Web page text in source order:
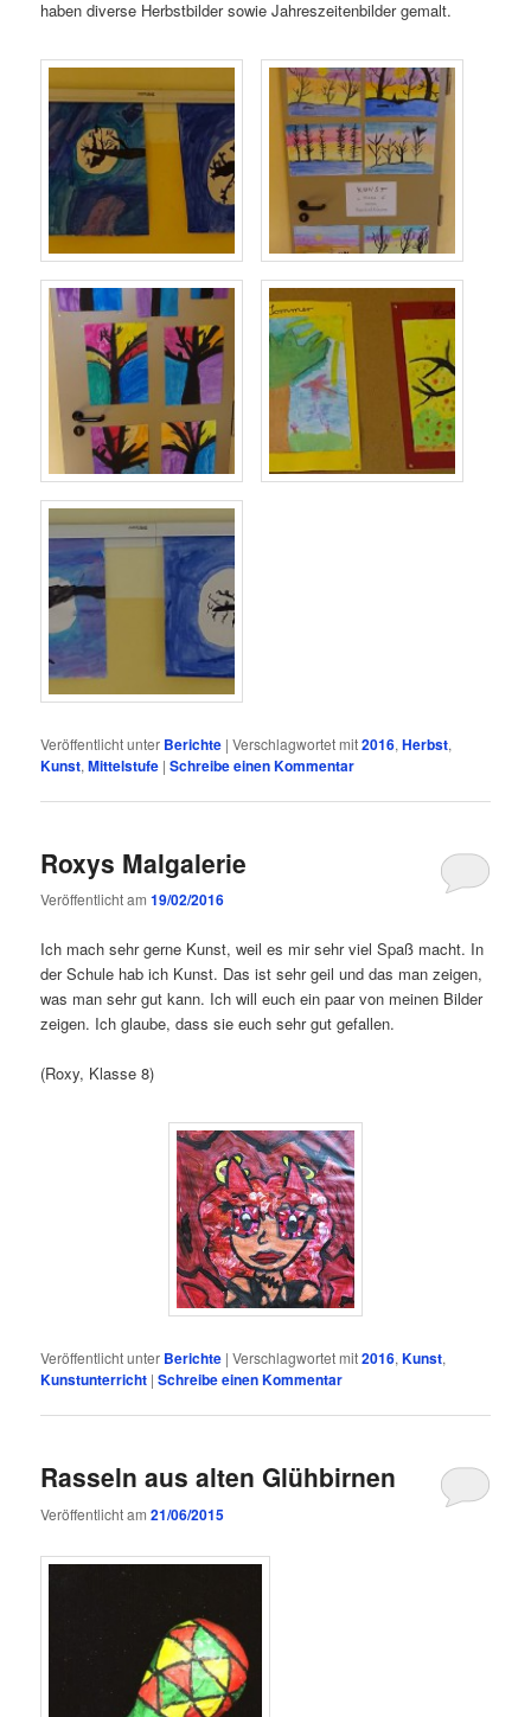
haben diverse Herbstbilder sowie Jahreszeitenbilder gemalt.
Veröffentlicht unter Berichte |Verschlagwortet mit2016,Herbst,
Kunst,Mittelstufe |Schreibe einen Kommentar
Roxys Malgalerie
Veröffentlicht am19/02/2016
Ich mach sehr gerne Kunst, weil es mir sehr viel Spaß macht. In
der Schule hab ich Kunst. Das ist sehr geil und das man zeigen,
was man sehr gut kann. Ich will euch ein paar von meinen Bilder
zeigen. Ich glaube, dass sie euch sehr gut gefallen.
(Roxy, Klasse 8)
Veröffentlicht unter Berichte |Verschlagwortet mit2016,Kunst,
Kunstunterricht |Schreibe einen Kommentar
Rasseln aus alten Glühbirnen
Veröffentlicht am21/06/2015